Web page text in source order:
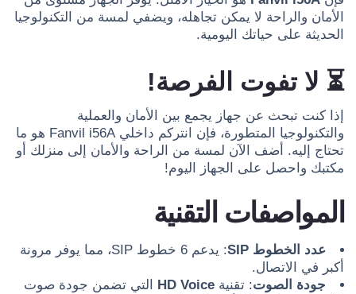
الأمان والراحة لا يمكن تجاهله، ويضفي لمسة من التكنولوجيا
الحديثة على حياتك اليومية.
⏳ لا تفوت الفرصة!
إذا كنت تبحث عن جهاز يجمع بين الأمان والعملية
والتكنولوجيا المتطورة، فإن انتركم داخلي Fanvil i56A هو ما
تحتاج إليه. أضف الآن لمسة من الراحة والأمان إلى منزلك أو
مكتبك واحصل على الجهاز اليوم!
المواصفات التقنية
عدد الخطوط SIP
: يدعم 6 خطوط SIP، مما يوفر مرونة
أكبر في الاتصال.
جودة الصوت: تقنية HD Voice
التي تضمن جودة صوت